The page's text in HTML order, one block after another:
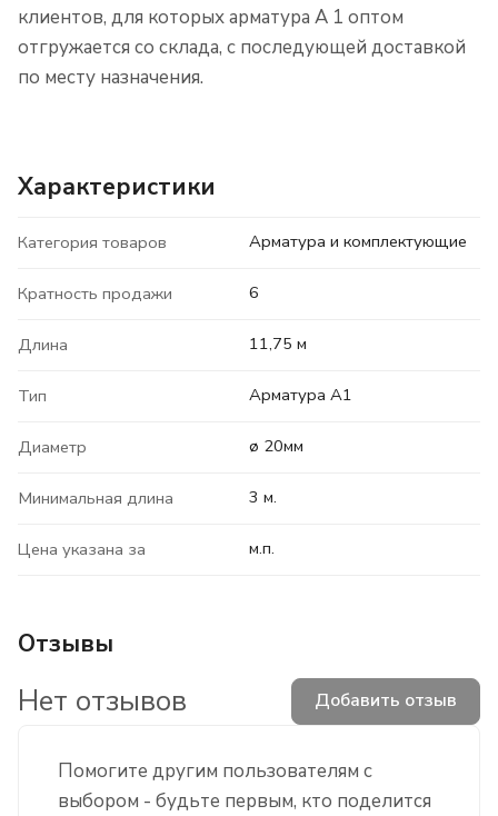
клиентов, для которых арматура А 1 оптом
отгружается со склада, с последующей доставкой
по месту назначения.
Характеристики
Категория товаров Арматура и комплектующие
Кратность продажи 6
Длина 11,75 м
Тип Арматура А1
Диаметр ø 20мм
Минимальная длина 3 м.
Цена указана за м.п.
Отзывы
Помогите другим пользователям с
выбором - будьте первым, кто поделится
Нет отзывов Добавить отзыв